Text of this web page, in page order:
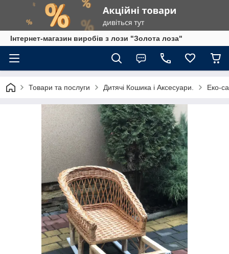
Інтернет-магазин виробів з лози "Золота лоза"
Товари та послуги Дитячі Кошика і Аксесуари. Еко-